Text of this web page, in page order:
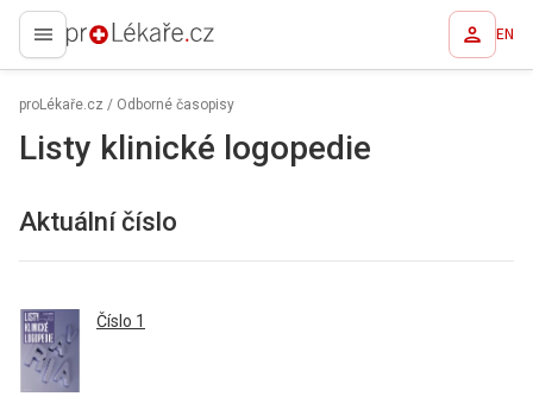
proLékaře.cz EN
proLékaře.cz / Odborné časopisy
Listy klinické logopedie
Aktuální číslo
Číslo 1